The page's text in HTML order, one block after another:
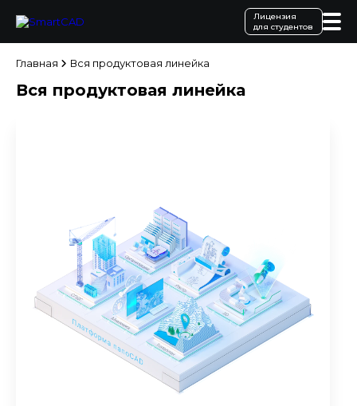
Лицензия
для студентов
Главная Вся продуктовая линейка
Вся продуктовая линейка